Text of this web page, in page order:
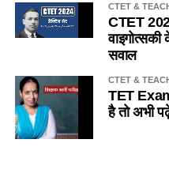
(d) अनुभव द्वारा सीखना
9. किसने कहा है कि बुद्धि एक
(a) डेनियल गोलमैन
कहलाता है-
(2) प्रोजेरियम
(3) इन्सोनिमा
c. एन.सी.एफ. – 1986
d. एन. सी. ई. – 2005
Ans- a
Q3. आदर्श आधारित अधिगम का
CTET &
CTET
सवाल
CTET &
TET
है तो अभी